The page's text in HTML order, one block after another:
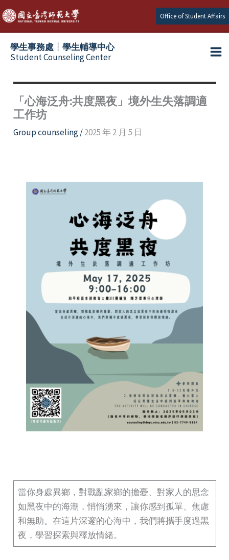
Skip
to
content
Office of Student Affairs
學生事務處┆學生輔導中心
Student Counseling Center
「心海泛舟:共度黑夜」境外生失落調適
工作坊
Group counseling/2025 年 2 月 5 日
當你身處異鄉，對戰亂家鄉的擔憂、對家人的思念
如黑夜中的海潮，悄悄湧來，讓你感到孤單、焦慮
和無助。在這片深邃的心海中，我們將攜手度過黑
夜，學習探索與釋放情緒。